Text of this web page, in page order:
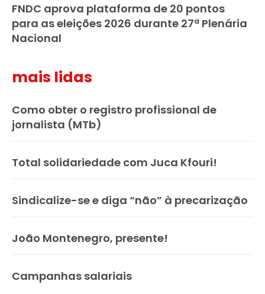
FNDC aprova plataforma de 20 pontos
para as eleições 2026 durante 27ª Plenária
Nacional
mais lidas
Como obter o registro profissional de
jornalista (MTb)
Total solidariedade com Juca Kfouri!
Sindicalize-se e diga “não” à precarização
João Montenegro, presente!
Campanhas salariais